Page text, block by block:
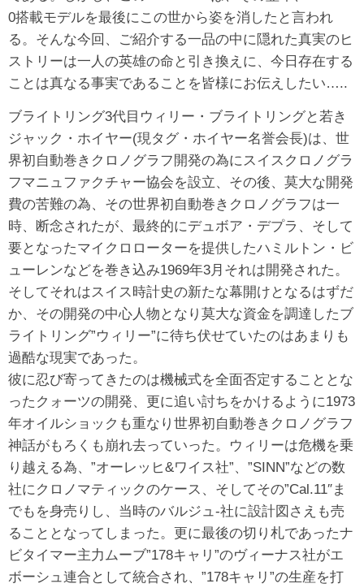
0搭載モデルを最後にこの世から姿を消したと言われ
る。そんな今回、ご紹介する一品の中に隠れた真実のヒ
ストリーは一人の英雄の命と引き換えに、今日存在する
ことは真なる事実であることを皆様にお伝えしたい…..
ブライトリング3代目ウィリー・ブライトリングと若き
ジャック・ホイヤー(現タグ・ホイヤー名誉会長)は、世
界初自動巻きクロノグラフ開発の為にスイスクロノグラ
フマニュファクチャー協会を設立、その後、莫大な開発
費の苦難の為、その世界初自動巻きクロノグラフは一
時、断念されたが、最終的にデュボア・デプラ、そして
要となったマイクロローターを提供したハミルトン・ビ
ューレンなどを巻き込み1969年3月それは開発された。
そしてそれはスイス時計史の新たな幕開けとなるはずだ
か、その開発の中心人物となり莫大な資金を調達したブ
ライトリング”ウィリー”に待ち伏せていたのはあまりも
過酷な現実であった。
彼に忍び寄ってきたのは機械式を全面否定することとな
ったクォーツの開発、更に追い討ちをかけるように1973
年オイルショックも重なり世界初自動巻きクロノグラフ
神話がもろくも崩れ去っていった。ウィリーは危機を乗
り越える為、”オーレッヒ&ワイス社”、”SINN”などの数
社にクロノマティックのケース、そしてその”Cal.11″ま
でもを身売りし、当時のバルジュ-社に設計図さえも売
ることとなってしまった。更に最後の切り札であったナ
ビタイマー主力ムーブ”178キャリ”のヴィーナス社がエ
ボーシュ連合として統合され、”178キャリ”の生産を打